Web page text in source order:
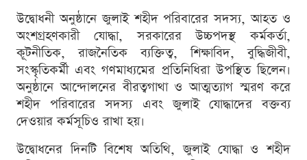
উদ্বোধনী অনুষ্ঠানে জুলাই শহীদ পরিবারের সদস্য, আহত ও
অংশগ্রহণকারী যোদ্ধা, সরকারের উচ্চপদস্থ কর্মকর্তা,
কূটনীতিক, রাজনৈতিক ব্যক্তিত্ব, শিক্ষাবিদ, বুদ্ধিজীবী,
সংস্কৃতিকর্মী এবং গণমাধ্যমের প্রতিনিধিরা উপস্থিত ছিলেন।
অনুষ্ঠানে আন্দোলনের বীরত্বগাথা ও আত্মত্যাগ স্মরণ করে
শহীদ পরিবারের সদস্য এবং জুলাই যোদ্ধাদের বক্তব্য
দেওয়ার কর্মসূচিও রাখা হয়।
উদ্বোধনের দিনটি বিশেষ অতিথি, জুলাই যোদ্ধা ও শহীদ